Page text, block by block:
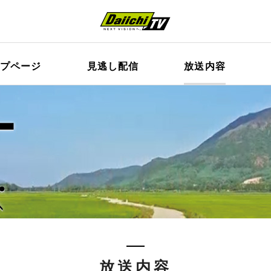
ページ 見逃し配信 放送内容
放送内容